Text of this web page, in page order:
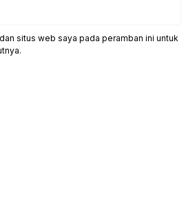
situs web saya pada peramban ini untuk